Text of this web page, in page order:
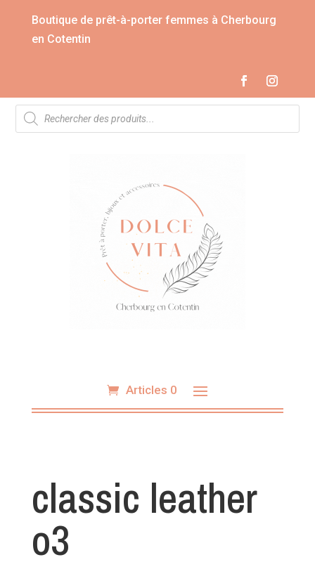
Boutique de prêt-à-porter femmes à Cherbourg
en Cotentin
Recherche
de
produits
Articles 0
classic leather
o3